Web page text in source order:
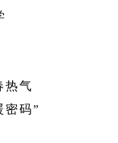
热气
密码”